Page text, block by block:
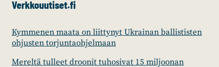
Verkkouutiset.fi
Kymmenen maata on liittynyt Ukrainan ballististen
ohjusten torjuntaohjelmaan
Mereltä tulleet droonit tuhosivat 15 miljoonan